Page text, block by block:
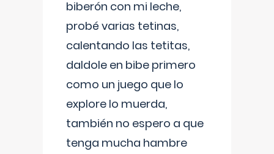
biberón con mi leche,
probé varias tetinas,
calentando las tetitas,
daldole en bibe primero
como un juego que lo
explore lo muerda,
también no espero a que
tenga mucha hambre